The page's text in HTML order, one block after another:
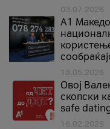
03.07.2026
A1
18.05.2026
Овој
скопски
safe
16.02.2026